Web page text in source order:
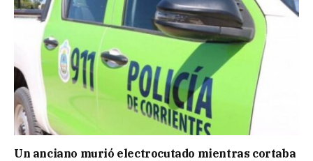
Un anciano murió electrocutado mientras cortaba